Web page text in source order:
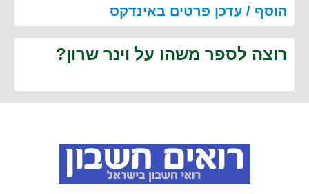
הוסף / עדכן פרטים באינדקס
רוצה לספר משהו על וינר שרון?